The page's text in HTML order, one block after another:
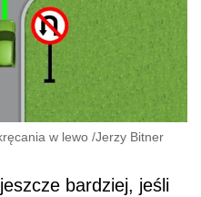
w lewo /Jerzy Bitner
bardziej, jeśli